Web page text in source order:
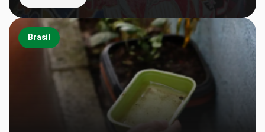
Brasil